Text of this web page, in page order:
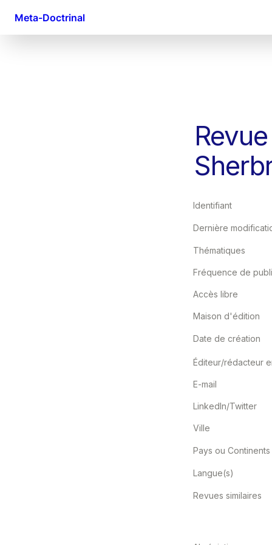
Meta-Doctrinal
Identifiant
Thématiques
Accès libre
Maison d'édition
Date de création
E-mail
LinkedIn/Twitter
Ville
Pays ou Continents
Langue(s)
Revues similaires